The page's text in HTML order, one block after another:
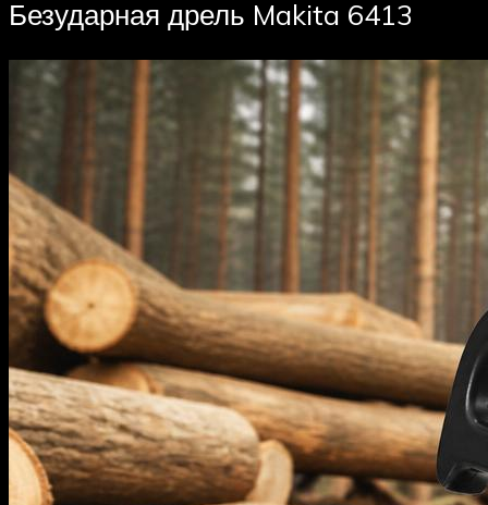
Безударная дрель Makita 6413